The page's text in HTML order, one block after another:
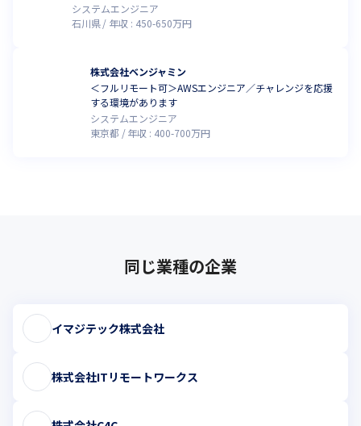
システムエンジニア
石川県
年収 : 450-650万円
株式会社ベンジャミン
＜フルリモート可＞AWSエンジニア／チャレンジを応援
する環境があります
システムエンジニア
東京都
年収 : 400-700万円
同じ業種の企業
イマジテック株式会社
株式会社ITリモートワークス